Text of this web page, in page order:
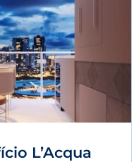
L’Acqua